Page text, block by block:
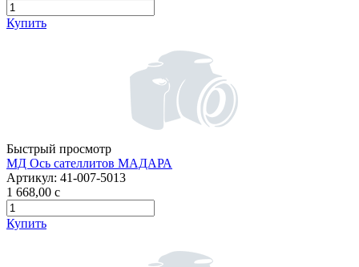
Купить
Быстрый просмотр
МД Ось сателлитов МАДАРА
Артикул: 41-007-5013
1 668,00 c
Купить